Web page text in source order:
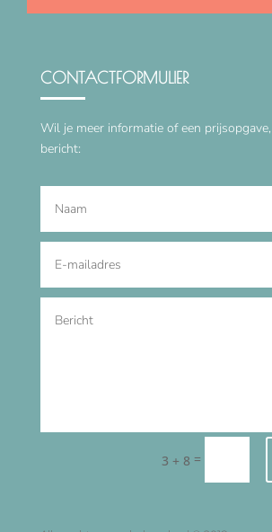
CONTACTFORMULIER
Wil je meer informatie of een
bericht:
3 + 8 =